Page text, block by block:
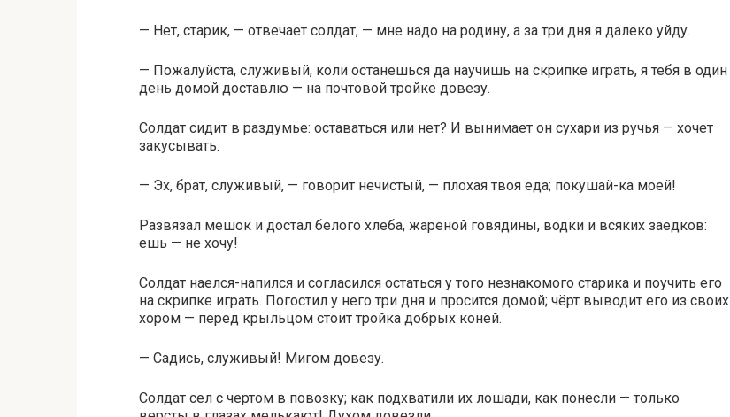
— Нет, старик, — отвечает солдат, — мне надо на родину, а за три дня я далеко уйду.
— Пожалуйста, служивый, коли останешься да научишь на скрипке играть, я тебя в один
день домой доставлю — на почтовой тройке довезу.
Солдат сидит в раздумье: оставаться или нет? И вынимает он сухари из ручья — хочет
закусывать.
— Эх, брат, служивый, — говорит нечистый, — плохая твоя еда; покушай-ка моей!
Развязал мешок и достал белого хлеба, жареной говядины, водки и всяких заедков:
ешь — не хочу!
Солдат наелся-напился и согласился остаться у того незнакомого старика и поучить его
на скрипке играть. Погостил у него три дня и просится домой; чёрт выводит его из своих
хором — перед крыльцом стоит тройка добрых коней.
— Садись, служивый! Мигом довезу.
Солдат сел с чертом в повозку; как подхватили их лошади, как понесли — только